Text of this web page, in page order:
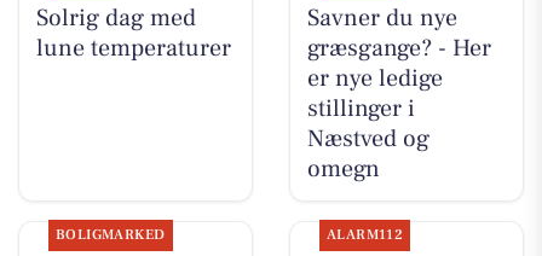
Solrig dag med
lune temperaturer
Savner du nye
græsgange? - Her
er nye ledige
stillinger i
Næstved og
omegn
BOLIGMARKED ALARM112